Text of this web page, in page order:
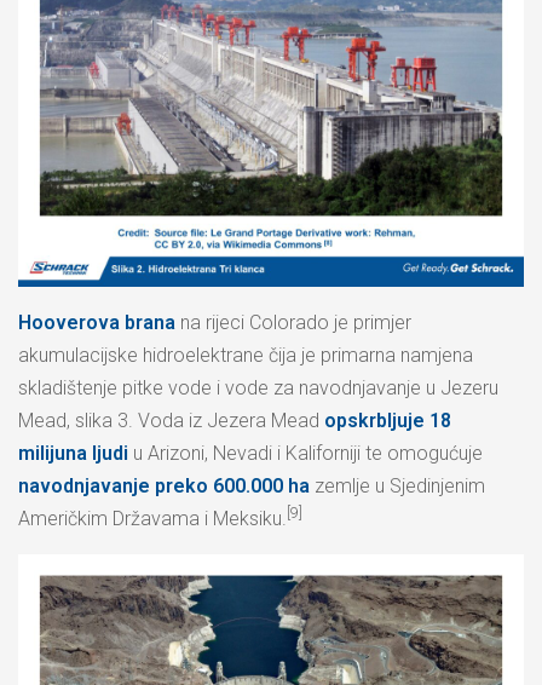
Hooverova brana na rijeci Colorado je primjer
akumulacijske hidroelektrane čija je primarna namjena
skladištenje pitke vode i vode za navodnjavanje u Jezeru
Mead, slika 3. Voda iz Jezera Mead opskrbljuje 18
milijuna ljudi u Arizoni, Nevadi i Kaliforniji te omogućuje
navodnjavanje preko 600.000 ha zemlje u Sjedinjenim
Američkim Državama i Meksiku. [9]